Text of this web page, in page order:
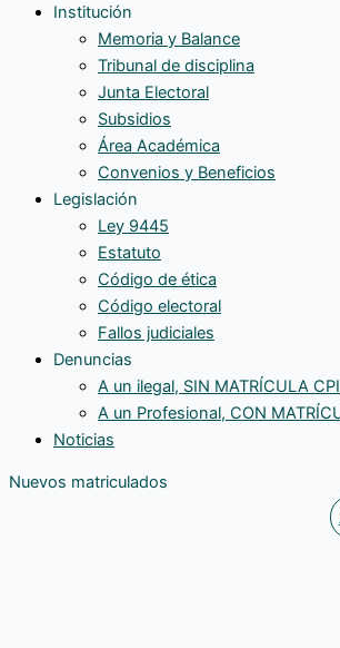
Institución
Memoria y Balance
Tribunal de disciplina
Junta Electoral
Subsidios
Área Académica
Convenios y Beneficios
Legislación
Ley 9445
Estatuto
Código de ética
Código electoral
Fallos judiciales
Denuncias
A un ilegal, SIN MATRÍCULA CPI
A un Profesional, CON
Noticias
Nuevos matriculados